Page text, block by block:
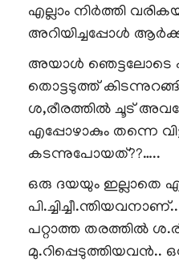
എല്ലാം നിർത്തി
അറിയിച്ചപ്പോൾ
അയാൾ ഞെട്ടലോടെ
തൊട്ടടുത്ത്
ശ,രീരത്തിൽ ചൂട്
എപ്പോഴാകും തന്നെ
കടന്നുപോയത്??…..
ഒരു ദയയും ഇല്ലാതെ
പറ്റാത്ത തരത്തിൽ
മു.റിപ്പെടുത്തിയവൻ..